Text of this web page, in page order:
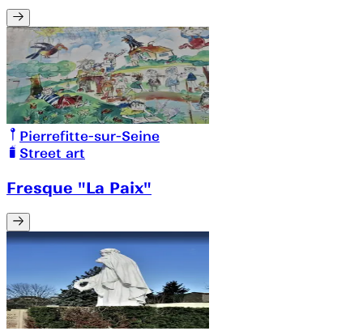
Pierrefitte-sur-Seine
Street art
Fresque "La Paix"